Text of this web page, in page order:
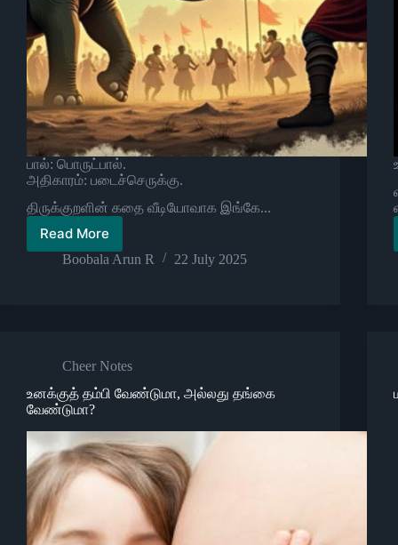
பால்: பொருட்பால்.
அதிகாரம்: படைச்செருக்கு.
திருக்குறளின் கதை வீடியோவாக இங்கே...
Read More
திருக்குறள்
–
Boobala Arun R 22 July 2025
Cheer Notes
உனக்குத் தம்பி வேண்டுமா, அல்லது தங்கை
வேண்டுமா?